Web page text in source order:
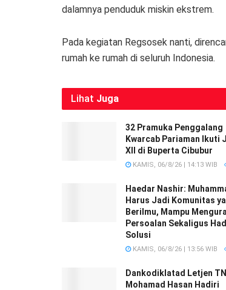
dalamnya penduduk miskin ekstrem.
Pada kegiatan Regsosek nanti,
rumah ke rumah di seluruh Indonesia.
Lihat Juga
32 Pramuka Penggalang
Kwarcab Pariaman Ikuti
XII di Buperta Cibubur
KAMIS, 06/8/26 | 14:13 WIB
Haedar Nashir:
Harus Jadi Komunitas
Berilmu, Mampu
Persoalan Sekaligus
Solusi
KAMIS, 06/8/26 | 13:56 WIB
Dankodiklatad Letjen TNI
Mohamad Hasan Hadiri